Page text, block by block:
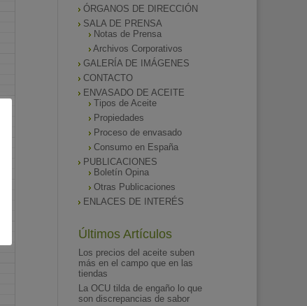
ÓRGANOS DE DIRECCIÓN
SALA DE PRENSA
Notas de Prensa
Archivos Corporativos
GALERÍA DE IMÁGENES
CONTACTO
ENVASADO DE ACEITE
Tipos de Aceite
Propiedades
Proceso de envasado
Consumo en España
PUBLICACIONES
Boletín Opina
Otras Publicaciones
ENLACES DE INTERÉS
Últimos Artículos
Los precios del aceite suben
más en el campo que en las
tiendas
La OCU tilda de engaño lo que
son discrepancias de sabor